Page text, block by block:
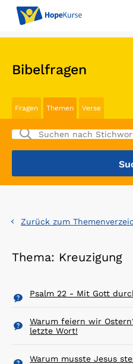
Bibelfragen
Fragen Themen Verse
Zurück zum
Thema: Kreuzigung
Psalm 22 - Mit Gott
Warum feiern wir
letzte Wort!
Warum musste Jesus